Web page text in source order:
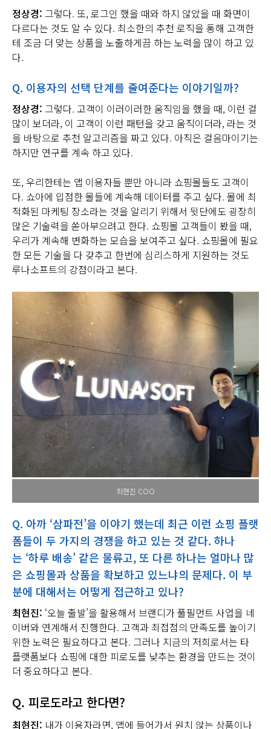
정상경: 그렇다. 또, 로그인 했을 때와 하지 않았을 때 화면이
다르다는 것도 알 수 있다. 최소한의 추천 로직을 통해 고객한
테 조금 더 맞는 상품을 노출하게끔 하는 노력을 많이 하고 있
다.
Q. 이용자의 선택 단계를 줄여준다는 이야기일까?
정상경: 그렇다. 고객이 이러이러한 움직임을 했을 때, 이런 걸
많이 보더라, 이 고객이 이런 패턴을 갖고 움직이더라, 라는 것
을 바탕으로 추천 알고리즘을 짜고 있다. 아직은 걸음마이기는
하지만 연구를 계속 하고 있다.
또, 우리한테는 앱 이용자들 뿐만 아니라 쇼핑몰들도 고객이
다. 쇼아에 입점한 몰들에 계속해 데이터를 주고 싶다. 몰에 최
적화된 마케팅 장소라는 것을 알리기 위해서 뒷단에도 굉장히
많은 기술력을 쏟아부으려고 한다. 쇼핑몰 고객들이 봤을 때,
우리가 계속해 변화하는 모습을 보여주고 싶다. 쇼핑몰에 필요
한 모든 기술을 다 갖추고 한번에 심리스하게 지원하는 것도
루나소프트의 강점이라고 본다.
최현진 COO
Q. 아까 ‘삼파전’을 이야기 했는데 최근 이런 쇼핑 플랫
폼들이 두 가지의 경쟁을 하고 있는 것 같다. 하나
는 ‘하루 배송’ 같은 물류고,또 다른 하나는 얼마나 많
은 쇼핑몰과 상품을 확보하고 있느냐의 문제다. 이 부
분에 대해서는 어떻게 접근하고 있나?
최현진: ‘오늘 출발’을 활용해서 브랜디가 풀필먼트 사업을 네
이버와 연계해서 진행한다. 고객과 최접점의 만족도를 높이기
위한 노력은 필요하다고 본다. 그러나 지금의 저희로서는 타
플랫폼보다 쇼핑에 대한 피로도를 낮추는 환경을 만드는 것이
더 중요하다고 본다.
Q. 피로도라고 한다면?
최현진: 내가 이용자라면, 앱에 들어가서 원치 않는 상품이나